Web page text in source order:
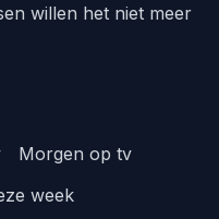
willen het niet meer
Morgen op tv
week